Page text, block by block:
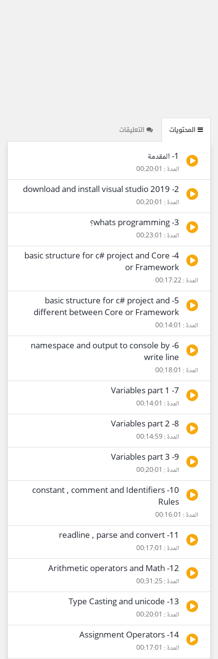
المحتويات التعليقات
1- المقدمة
المدة : 00:20:01
2- download and install visual studio 2019
المدة : 00:20:01
3- whats programming؟
المدة : 00:23:01
4- basic structure for c# project and Core
or Framework
المدة : 00:17:22
5- basic structure for c# project and
different between Core or Framework
المدة : 00:14:01
6- namespace and output to console by
write line
المدة : 00:18:01
7- Variables part 1
المدة : 00:14:01
8- Variables part 2
المدة : 00:14:59
9- Variables part 3
المدة : 00:20:01
10- constant , comment and Identifiers
Rules
المدة : 00:16:01
11- readline , parse and convert
المدة : 00:17:01
12- Arithmetic operators and Math
المدة : 00:31:25
13- Type Casting and unicode
المدة : 00:20:01
14- Assignment Operators
المدة : 00:17:01